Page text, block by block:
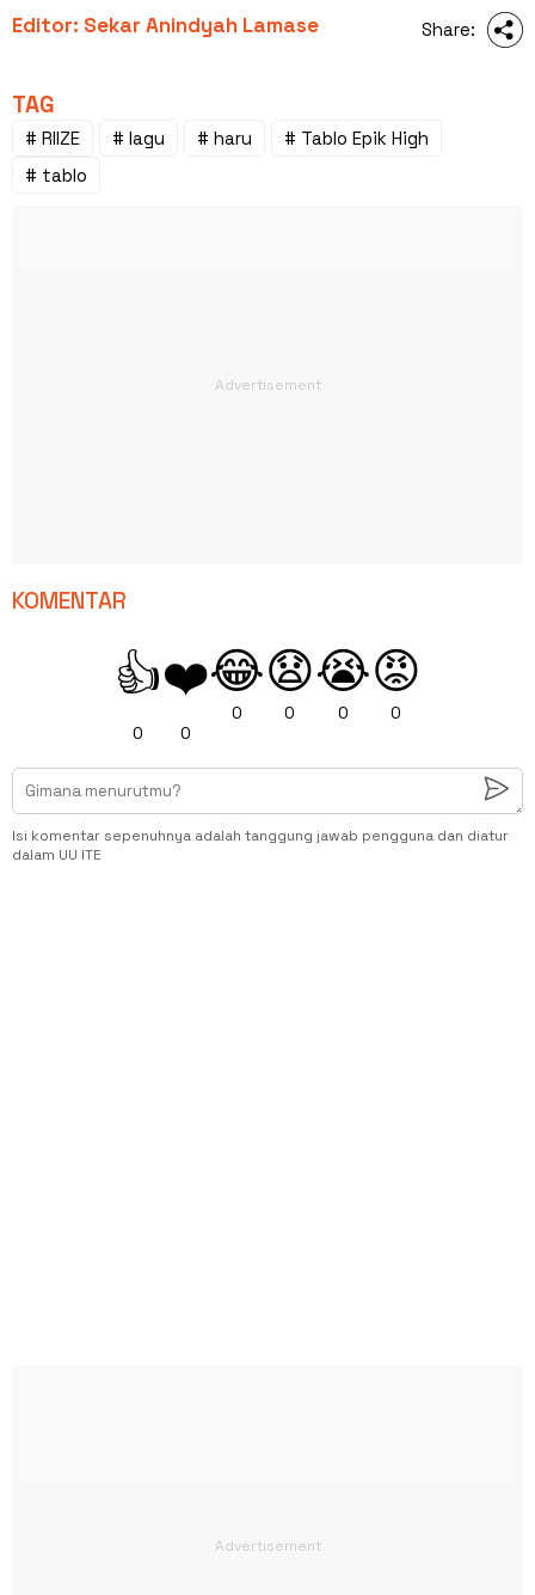
Editor: Sekar Anindyah Lamase Share:
TAG
# RIIZE # lagu # haru
# Tablo Epik High
# tablo
KOMENTAR
👍
0
❤️
0
😂
0
😧
0
😭
0
😡
0
Isi komentar sepenuhnya adalah tanggung jawab pengguna dan diatur
dalam UU ITE